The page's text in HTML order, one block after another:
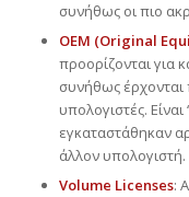
συνήθως οι πιο
OEM (Original
προορίζονται για
συνήθως έρχονται
υπολογιστές.
εγκαταστάθηκαν
άλλον υπολογιστή.
Volume Licenses: